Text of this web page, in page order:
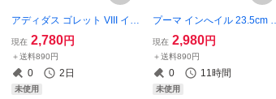
アディダス ゴレット VIII イン
ドア 27.5cm ブラック/ホワイ
ト 黒 白 GOLETTO VIII IN フ
ットサルシューズ
現在 2,780円
＋送料890円
0 2日
未使用
プーマ インへイル 23.5cm 定
価16500円 ホワイト/オレン
ジ 白 INHALE スニーカー
現在 2,980円
＋送料890円
0 11時間
未使用